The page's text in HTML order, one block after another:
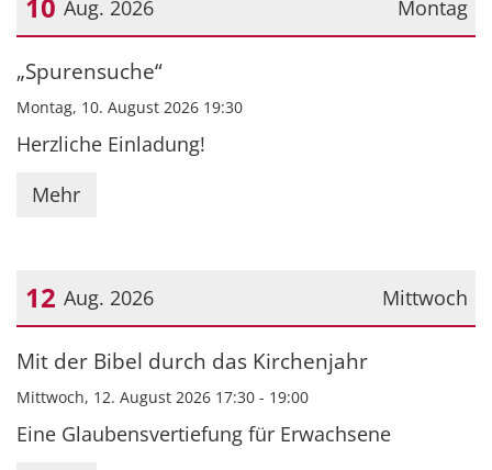
Montag
Aug. 2026
Datum: 10. August 2026
„Spurensuche“
Montag, 10. August 2026 19:30
Herzliche Einladung!
Mehr
Mittwoch
12 Aug. 2026
Datum: 12. August 2026
Mit der Bibel durch das Kirchenjahr
Mittwoch, 12. August 2026 17:30 - 19:00
Eine Glaubensvertiefung für Erwachsene